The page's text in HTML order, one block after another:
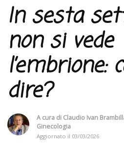
In sesta
non si vede
l’embrione:
dire?
A cura di Claudio Ivan
Ginecologia
Aggiornato il 03/03/2026